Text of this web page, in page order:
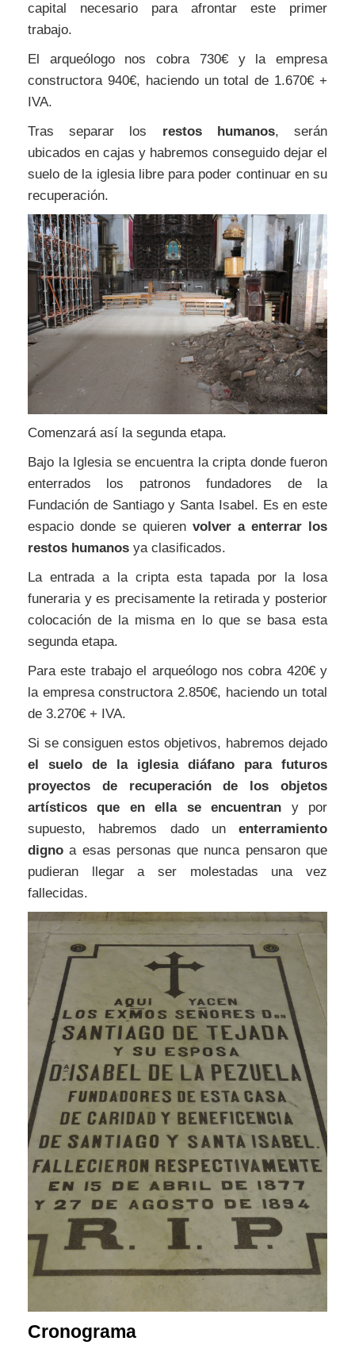
capital necesario para afrontar este primer
trabajo.
El arqueólogo nos cobra 730€ y la empresa
constructora 940€, haciendo un total de 1.670€ +
IVA.
Tras separar los restos humanos, serán
ubicados en cajas y habremos conseguido dejar el
suelo de la iglesia libre para poder continuar en su
recuperación.
Comenzará así la segunda etapa.
Bajo la Iglesia se encuentra la cripta donde fueron
enterrados los patronos fundadores de la
Fundación de Santiago y Santa Isabel. Es en este
espacio donde se quieren volver a enterrar los
restos humanos ya clasificados.
La entrada a la cripta esta tapada por la losa
funeraria y es precisamente la retirada y posterior
colocación de la misma en lo que se basa esta
segunda etapa.
Para este trabajo el arqueólogo nos cobra 420€ y
la empresa constructora 2.850€, haciendo un total
de 3.270€ + IVA.
Si se consiguen estos objetivos, habremos dejado
el suelo de la iglesia diáfano para futuros
proyectos de recuperación de los objetos
artísticos que en ella se encuentran y por
supuesto, habremos dado un enterramiento
digno a esas personas que nunca pensaron que
pudieran llegar a ser molestadas una vez
fallecidas.
Cronograma